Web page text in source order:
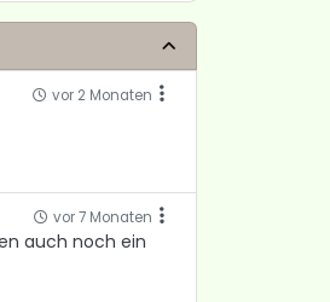
vor 2 Monaten
vor 7 Monaten
auch noch ein